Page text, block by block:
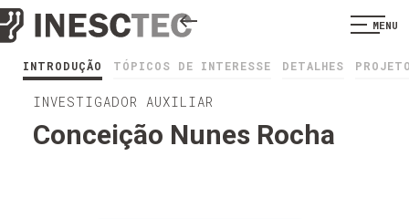
MENU
INTRODUÇÃO TÓPICOS DE INTERESSE DETALHES
INVESTIGADOR AUXILIAR
Conceição Nunes Rocha